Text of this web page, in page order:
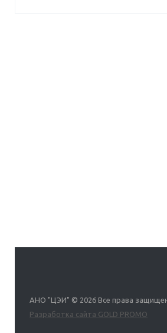
АНО "ЦЭИ" © 2026 Все права
Разработка сайта GOLD PROMO